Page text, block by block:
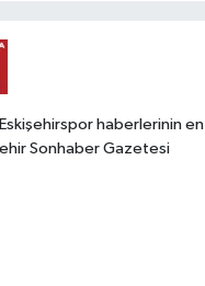
haberlerinin en
Sonhaber Gazetesi